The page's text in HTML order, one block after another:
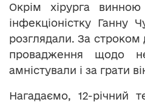
Окрім хірурга
інфекціоністку Ганну
розглядали. За строком
провадження щодо
амністували і за грати
Нагадаємо, 12-річний